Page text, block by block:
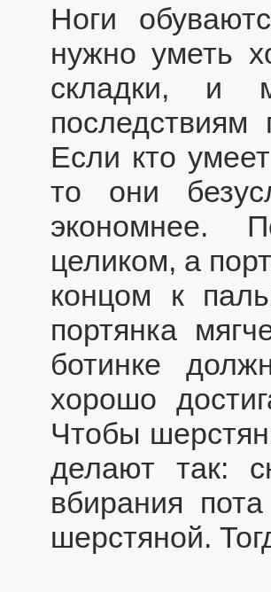
Ноги
нужно уметь
складки, и
Если кто
то они
экономнее.
целиком, а
концом к
портянка
ботинке
хорошо
Чтобы
делают так:
вбирания
шерстяной.